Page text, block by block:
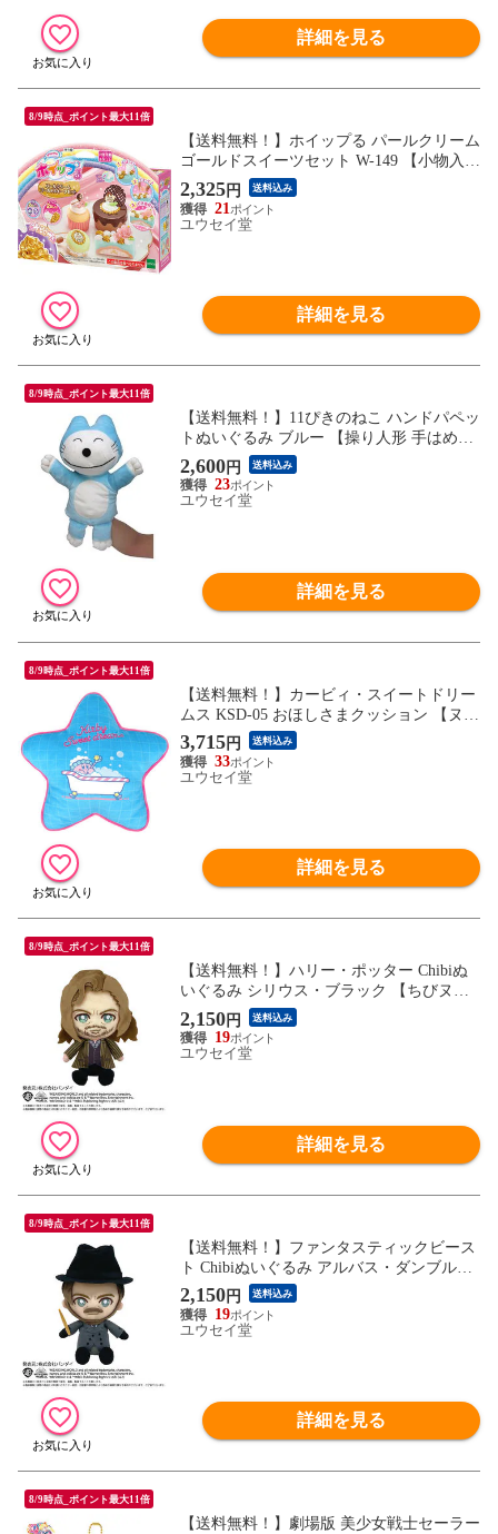
詳細を見る
8/9時点_ポイント最大11倍
【送料無料！】ホイップる パールクリーム
ゴールドスイーツセット W-149 【小物入れ
スイーツ ケーキ お菓子 アクセサリー 作成
キット 手芸 玩具 ホイップル ほいっぷる】
2,325円 送料込み
21
ユウセイ堂
詳細を見る
8/9時点_ポイント最大11倍
【送料無料！】11ぴきのねこ ハンドパペッ
トぬいぐるみ ブルー 【操り人形 手はめヌ
イグルミ 11匹の猫 ネコ 絵本 グッズ 雑貨
セキグチ】
2,600円 送料込み
23
ユウセイ堂
詳細を見る
8/9時点_ポイント最大11倍
【送料無料！】カービィ・スイートドリー
ムス KSD-05 おほしさまクッション 【ヌイ
グルミ ぬいぐるみ 星のカービィ グッズ 雑
貨 ギフト プレゼント 三英貿易】
3,715円 送料込み
33
ユウセイ堂
詳細を見る
8/9時点_ポイント最大11倍
【送料無料！】ハリー・ポッター Chibiぬ
いぐるみ シリウス・ブラック 【ちびヌイ
グルミ ハリーポッター Harry Potter グッズ
雑貨 ギフト プレゼント バンダイナムコヌ
イ】
2,150円 送料込み
19
ユウセイ堂
詳細を見る
8/9時点_ポイント最大11倍
【送料無料！】ファンタスティックビース
ト Chibiぬいぐるみ アルバス・ダンブルド
ア 【ちびヌイグルミ ハリーポッターシリ
ーズ Harry Potter グッズ 雑貨 ギフト】
2,150円 送料込み
19
ユウセイ堂
詳細を見る
8/9時点_ポイント最大11倍
【送料無料！】劇場版 美少女戦士セーラー